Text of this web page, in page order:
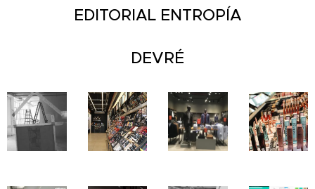
EDITORIAL ENTROPÍA
DEVRÉ